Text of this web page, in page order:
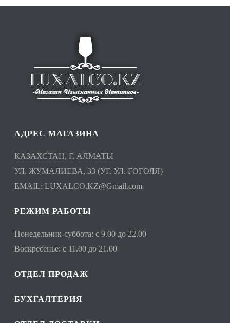
АДРЕС МАГАЗИНА
КАЗАХСТАН, Г. АЛМАТЫ
УЛ. ЖУМАЛИЕВА, 33 (УГ. УЛ. ГОГОЛЯ)
EMAIL:LUXALCO.KZ@Gmail.com
РЕЖИМ РАБОТЫ
Понедельник-суббота: с 9.00 до 22.00
Воскресенье: с 11.00 до 21.00
ОТДЕЛ ПРОДАЖ
БУХГАЛТЕРИЯ